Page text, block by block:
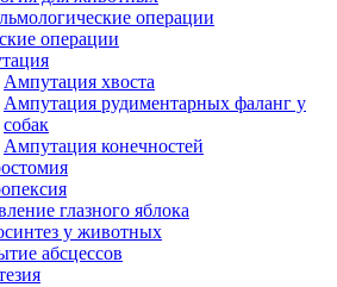
операции
операции
Ампутация хвоста
Ампутация рудиментарных фаланг у
собак
Ампутация конечностей
глазного яблока
у животных
абсцессов